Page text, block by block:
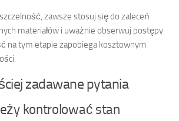
zawsze stosuj się do zaleceń
materiałów i uważnie obserwuj postępy
na tym etapie zapobiega kosztownym
zadawane pytania
kontrolować stan